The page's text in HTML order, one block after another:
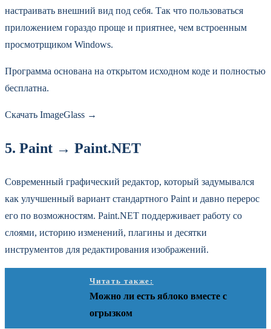
настраивать внешний вид под себя. Так что пользоваться
приложением гораздо проще и приятнее, чем встроенным
просмотрщиком Windows.
Программа основана на открытом исходном коде и полностью
бесплатна.
Скачать ImageGlass →
5. Paint → Paint.NET
Современный графический редактор, который задумывался
как улучшенный вариант стандартного Paint и давно перерос
его по возможностям. Paint.NET поддерживает работу со
слоями, историю изменений, плагины и десятки
инструментов для редактирования изображений.
Читать также:
Можно ли есть яблоко вместе с
огрызком